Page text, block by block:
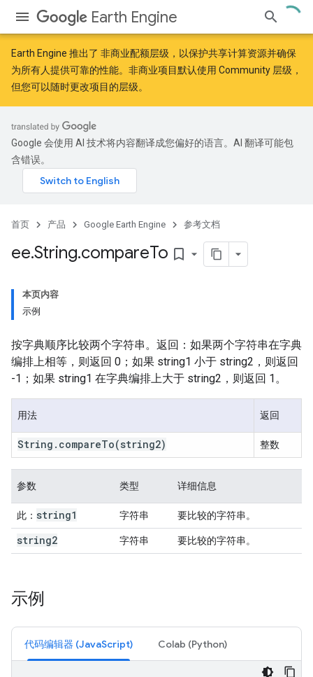
Earth Engine
Earth Engine 推出了 非商业配额层级 ，以保护共享计算资源并确保
为所有人提供可靠的性能。非商业项目默认使用 Community 层级，
但您可以随时更改项目的层级。
Google 会使用 AI 技术将内容翻译成您偏好的语言。AI 翻译可能包
含错误。
首页 产品 Google Earth Engine 参考文档
ee.String.compareTo bookmark_border
本页内容
示例
按字典顺序比较两个字符串。返回：如果两个字符串在字典
编排上相等，则返回 0；如果 string1 小于 string2，则返回
-1；如果 string1 在字典编排上大于 string2，则返回 1。
用法 返回
String . compareTo(string2) 整数
参数 类型 详细信息
此： string1 字符串 要比较的字符串。
string2 字符串 要比较的字符串。
示例
代码编辑器 (JavaScript) Colab (Python)